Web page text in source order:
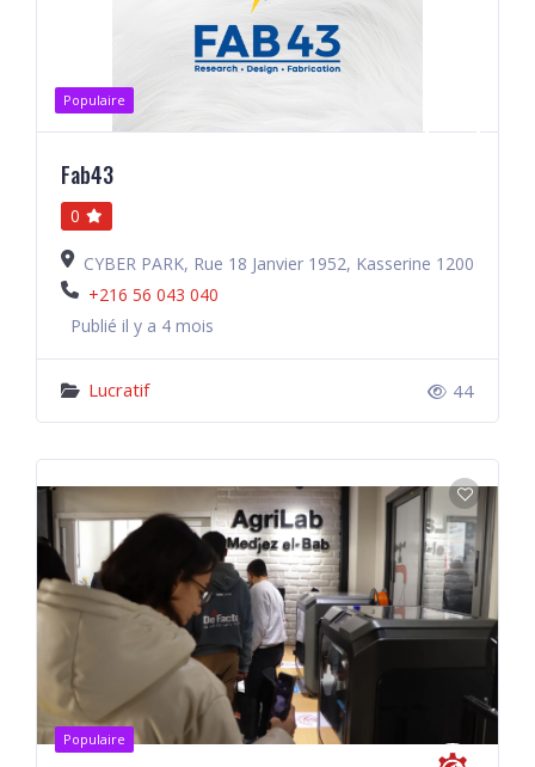
Populaire
Fab43
0
CYBER PARK, Rue 18 Janvier 1952, Kasserine 1200
+216 56 043 040
Publié il y a 4 mois
Lucratif 44
Populaire